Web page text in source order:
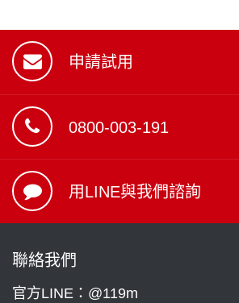
申請試用
0800-003-191
用LINE與我們諮詢
聯絡我們
官方LINE：@119m